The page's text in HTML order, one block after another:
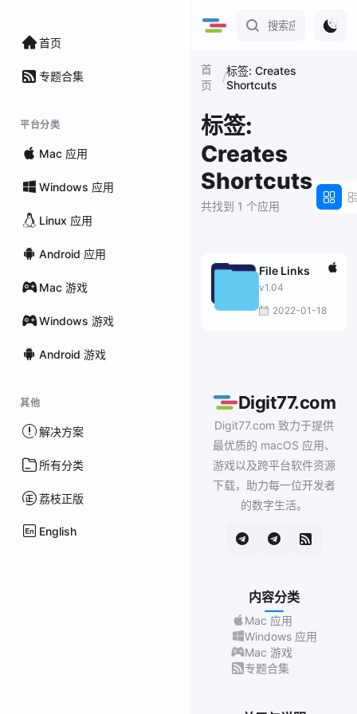
首页
专题合集
平台分类
Mac 应用
Windows 应用
Linux 应用
Android 应用
Mac 游戏
Windows 游戏
Android 游戏
其他
解决方案
所有分类
荔枝正版
English
首
页
/标签: Creates
Shortcuts
标签:
Creates
Shortcuts
共找到 1 个应用
File Links
v1.04
2022-01-18
Digit77.com
Digit77.com 致力于提供
最优质的 macOS 应用、
游戏以及跨平台软件资源
下载，助力每一位开发者
的数字生活。
内容分类
Mac 应用
Windows 应用
Mac 游戏
专题合集